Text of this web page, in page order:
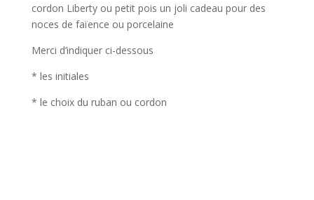
cordon Liberty ou petit pois un joli cadeau pour des
noces de faïence ou porcelaine
Merci d’indiquer ci-dessous
* les initiales
* le choix du ruban ou cordon